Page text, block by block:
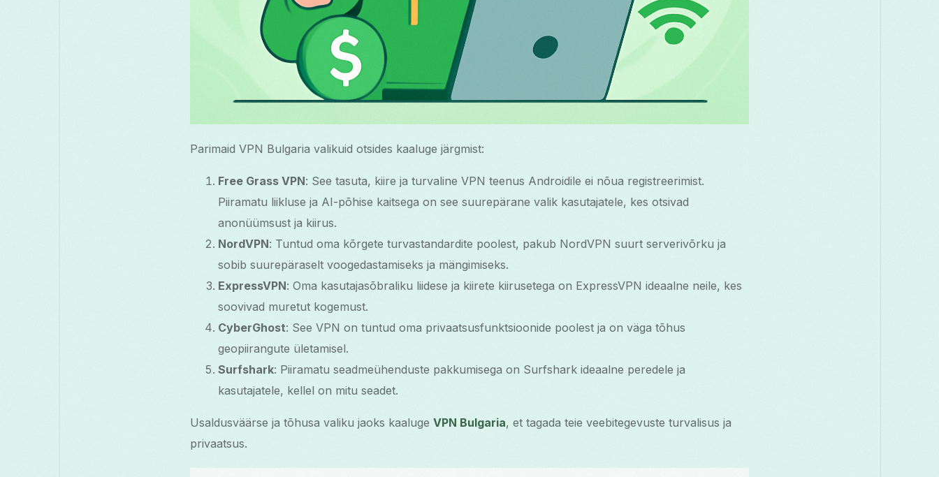
Parimaid VPN Bulgaria valikuid otsides kaaluge järgmist:
Free Grass VPN: See tasuta, kiire ja turvaline VPN teenus Androidile ei nõua registreerimist.
Piiramatu liikluse ja AI-põhise kaitsega on see suurepärane valik kasutajatele, kes otsivad
anonüümsust ja kiirus.
NordVPN: Tuntud oma kõrgete turvastandardite poolest, pakub NordVPN suurt serverivõrku ja
sobib suurepäraselt voogedastamiseks ja mängimiseks.
ExpressVPN: Oma kasutajasõbraliku liidese ja kiirete kiirusetega on ExpressVPN ideaalne neile, kes
soovivad muretut kogemust.
CyberGhost: See VPN on tuntud oma privaatsusfunktsioonide poolest ja on väga tõhus
geopiirangute ületamisel.
Surfshark: Piiramatu seadmeühenduste pakkumisega on Surfshark ideaalne peredele ja
kasutajatele, kellel on mitu seadet.
Usaldusväärse ja tõhusa valiku jaoks kaaluge VPN Bulgaria, et tagada teie veebitegevuste turvalisus ja
privaatsus.